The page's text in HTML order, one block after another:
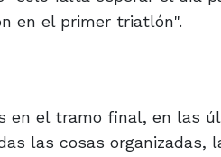
en el primer triatlón".
en el tramo final, en las
las cosas organizadas,